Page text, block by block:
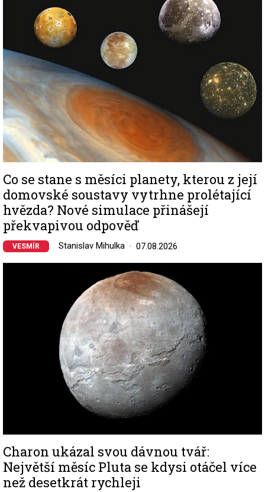
Co se stane s měsíci planety, kterou z její
domovské soustavy vytrhne prolétající
hvězda? Nové simulace přinášejí
překvapivou odpověď
VESMÍR Stanislav Mihulka 07.08.2026
Charon ukázal svou dávnou tvář:
Největší měsíc Pluta se kdysi otáčel více
než desetkrát rychleji